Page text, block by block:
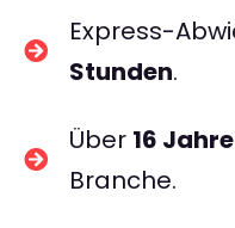
Express-
Stunden.
Über 16
Branche.